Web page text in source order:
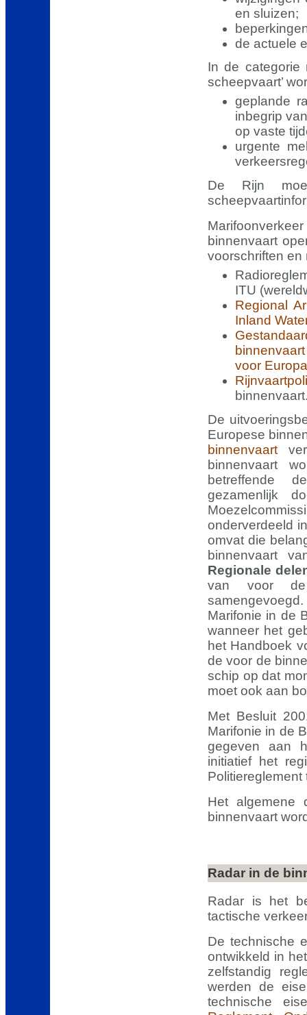
en sluizen;
de actuele
In de categorie
scheepvaart’
geplande
inbegrip
op vaste
urgente
De Rijn
binnenvaart
voorschriften en
ITU
Regional
Inland
voor
De
Europese
binnenvaart
binnenvaart
betreffende
gezamenlijk
onderverdeeld
omvat die
binnenvaart
Regionale
van voor de
Marifonie in de
wanneer het
het Handboek
de voor de
schip op dat
moet ook aan
Met Besluit
Marifonie in de
gegeven aan
initiatief het
Politiereglement
Het algemene
binnenvaart
Radar in de
Radar is het
tactische
De technische
ontwikkeld in
zelfstandig
werden de
technische